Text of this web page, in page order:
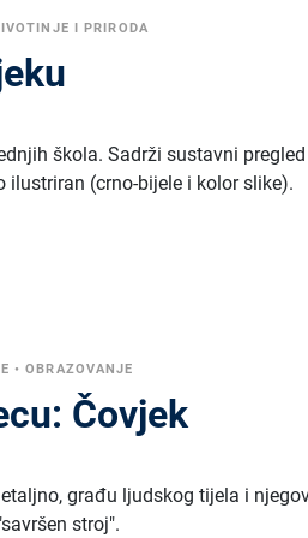
I PRIRODA
škola. Sadrži sustavni pregled
(crno-bijele i kolor slike).
•OBRAZOVANJE
Čovjek
građu ljudskog tijela i
stroj".